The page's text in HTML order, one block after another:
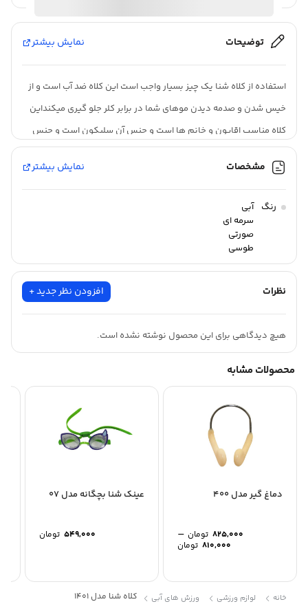
توضیحات نمایش بیشتر
استفاده از کلاه شنا یک چیز بسیار واجب است این کلاه ضد آب است و از
خیس شدن و صدمه دیدن موهای شما در برابر کلر جلو گیری میکنداین
کلاه مناسب اقایون و خانم ها است و جنس آن سلیکون است و جنس
مشخصات نمایش بیشتر
رنگ آبی
سرمه ای
صورتی
طوسی
قرمز
نقره ای
نظرات افزودن نظر جدید +
هیچ دیدگاهی برای این محصول نوشته نشده است.
محصولات مشابه
دماغ گیر مدل 400
825,000 تومان –
810,000 تومانPrice
through
عینک شنا بچگانه مدل 07
549,000 تومان
خانه لوازم ورزشی ورزش های آبی کلاه شنا مدل 1401